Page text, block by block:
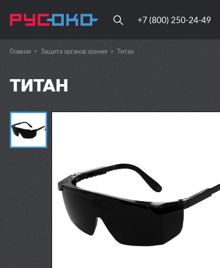
+7 (800) 250-24-49
Главная > Защита органов зрения > Титан
ТИТАН